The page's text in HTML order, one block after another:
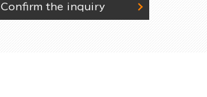
Confirm the inquiry